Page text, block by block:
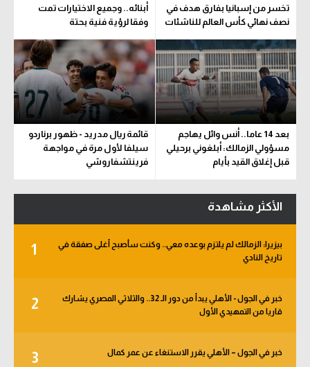
تخسر من إسبانيا بفارق هدف في
نصف نهائي كأس العالم للناشئات
أبنائه.. وجميع الاختيارات تمت
وفقا لرؤية فنية بحتة
بعد 14 عاما.. أنس وائل يهاجم
مسؤولي الزمالك: أبلغوني برحيلي
قبل إغلاق القيد بأيام
قائمة ريال مدريد - ظهور برناردو
سيلفا لأول مرة في مواجهة
فرينتشفاروشي
الأكثر مشاهدة
1
بيزيرا: الزمالك لم يلتزم بوعده معي.. وكنت سأصبح أغلى صفقة في
تاريخ النادي
2
خبر في الجول - الأهلي يبدأ من دور الـ 32.. والثلاثي المصري يشارك
قاريا من التمهيدي الأول
3 خبر في الجول – الأهلي يقرر الاستنغاء عن عمر كمال